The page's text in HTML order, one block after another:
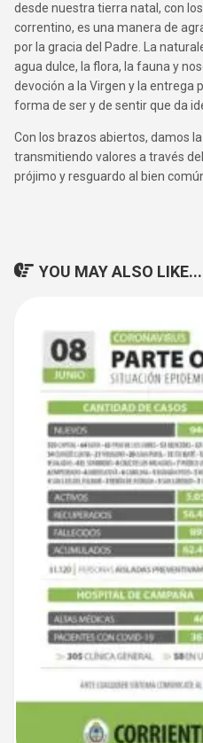
desde nuestra tierra natal, con
correntino, es una manera de
por la gracia del Padre. La
agua dulce, la flora, la fauna y
devoción a la Virgen y la
forma de ser y de sentir que da
Con los brazos abiertos, damos
transmitiendo valores a través
prójimo y resguardo al bien
YOU MAY ALSO LIKE...